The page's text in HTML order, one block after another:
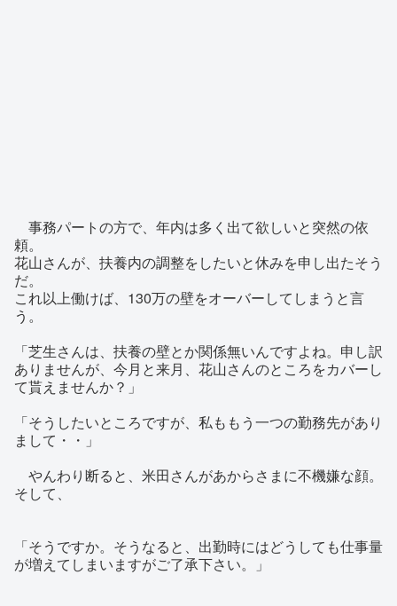
事務パートの方で、年内は多く出て欲しいと突然の依
頼。
花山さんが、扶養内の調整をしたいと休みを申し出たそう
だ。
これ以上働けば、130万の壁をオーバーしてしまうと言
う。
「芝生さんは、扶養の壁とか関係無いんですよね。申し訳
ありませんが、今月と来月、花山さんのところをカバーし
て貰えませんか？」
「そうしたいところですが、私ももう一つの勤務先があり
まして・・」
やんわり断ると、米田さんがあからさまに不機嫌な顔。
そして、
「そうですか。そうなると、出勤時にはどうしても仕事量
が増えてしまいますがご了承下さい。」